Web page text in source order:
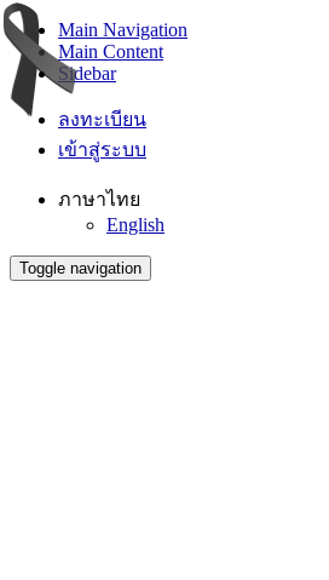
Main Navigation
Main Content
Sidebar
ลงทะเบียน
เข้าสู่ระบบ
ภาษาไทย
English
Toggle navigation